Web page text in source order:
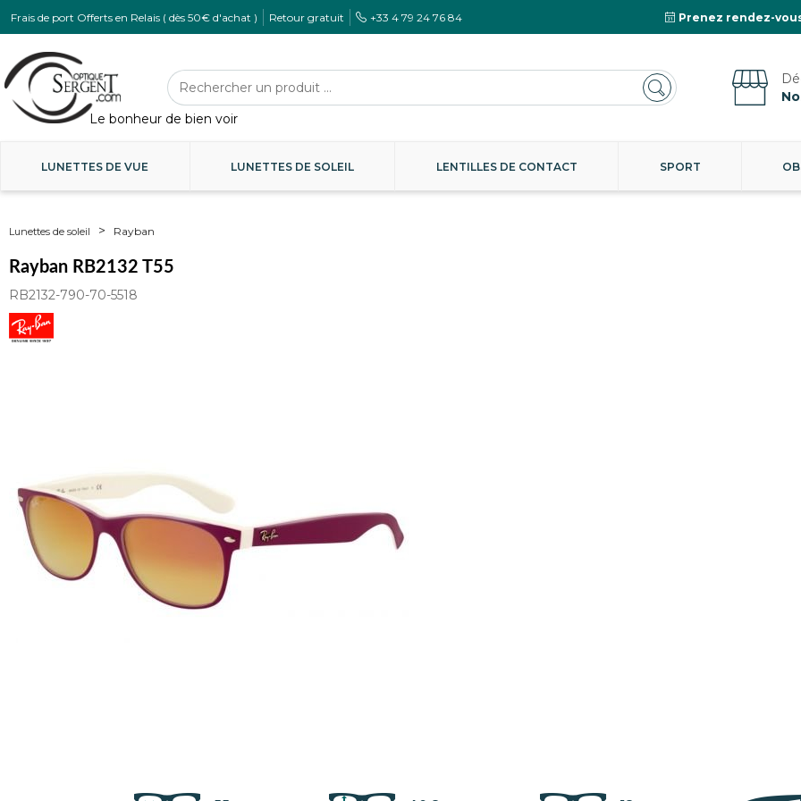
Frais de port Offerts en Relais ( dès 50€ d'achat ) Retour gratuit +33 4 79 24 76 84 Prenez rendez-
LUNETTES DE VUE LUNETTES DE SOLEIL LENTILLES DE CONTACT SPORT
Lunettes de soleil Rayban
Rayban RB2132 T55
RB2132-790-70-5518